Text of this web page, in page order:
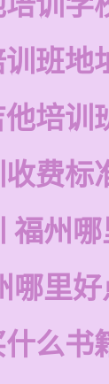
班地
培训
费标
福州
哪里
么书